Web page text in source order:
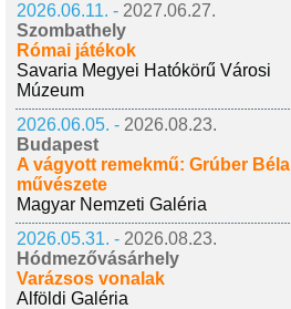
2026.06.11. - 2027.06.27.
Szombathely
Római játékok
Savaria Megyei Hatókörű Városi
Múzeum
2026.06.05. - 2026.08.23.
Budapest
A vágyott remekmű: Grúber Béla
művészete
Magyar Nemzeti Galéria
2026.05.31. - 2026.08.23.
Hódmezővásárhely
Varázsos vonalak
Alföldi Galéria